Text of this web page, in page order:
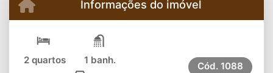
Informações do imóvel
2 quartos 1 banh.
Cód. 1088